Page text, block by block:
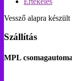
Vessző alapra
Szállítás
MPL